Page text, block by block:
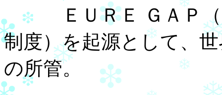
ＥＵＲＥ ＧＡＰ（元
制度）を起源として、
の所管。